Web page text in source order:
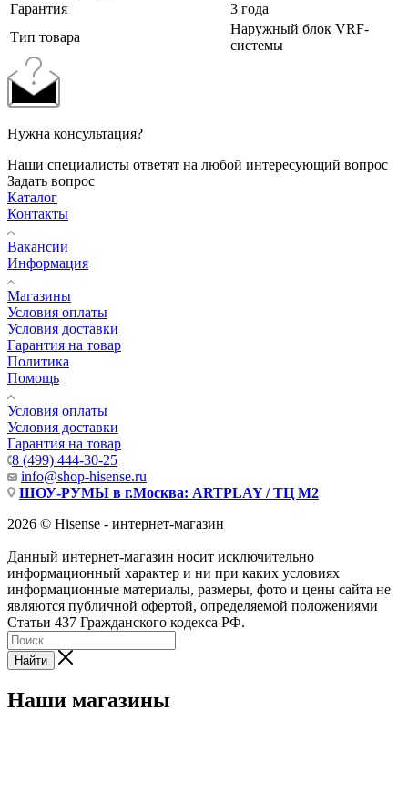
Гарантия
3 года
Тип товара
Наружный блок VRF-
системы
Нужна консультация?
Наши специалисты ответят на любой интересующий вопрос
Задать вопрос
Каталог
Контакты
Вакансии
Информация
Магазины
Условия оплаты
Условия доставки
Гарантия на товар
Политика
Помощь
Условия оплаты
Условия доставки
Гарантия на товар
8 (499) 444-30-25
info@shop-hisense.ru
ШОУ-РУМЫ в г.Москва: ARTPLAY / ТЦ М2
2026 © Hisense - интернет-магазин
Данный интернет-магазин носит исключительно
информационный характер и ни при каких условиях
информационные материалы, размеры, фото и цены сайта не
являются публичной офертой, определяемой положениями
Статьи 437 Гражданского кодекса РФ.
Найти
Наши магазины